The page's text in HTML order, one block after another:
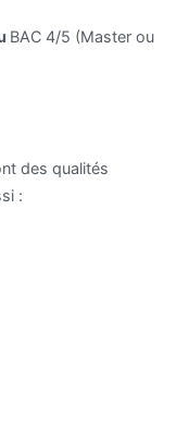
BAC 4/5 (Master ou
des qualités
: